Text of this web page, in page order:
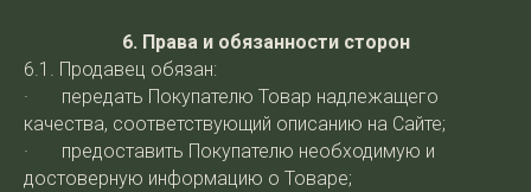
6. Права и обязанности сторон
6.1. Продавец обязан:
· передать Покупателю Товар надлежащего
качества, соответствующий описанию на Сайте;
· предоставить Покупателю необходимую и
достоверную информацию о Товаре;